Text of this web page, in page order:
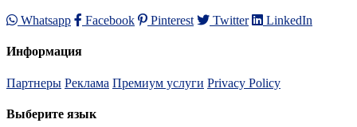
Whatsapp Facebook Pinterest Twitter LinkedIn
Информация
Партнеры Реклама Премиум услуги Privacy Policy
Выберите язык